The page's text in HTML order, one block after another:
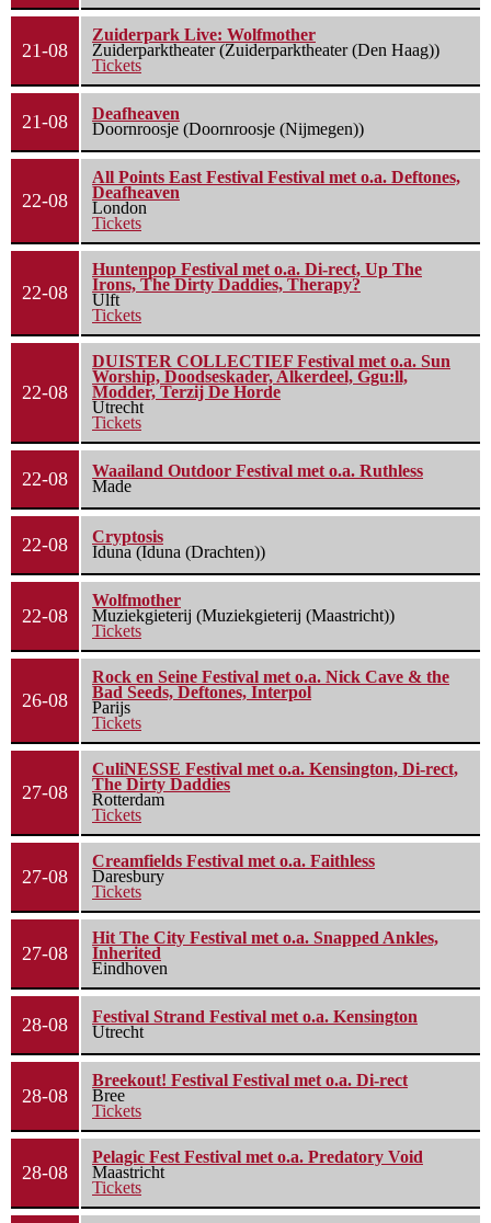
21-08
Zuiderpark Live: Wolfmother
Zuiderparktheater (Zuiderparktheater (Den Haag))
Tickets
21-08
Deafheaven
Doornroosje (Doornroosje (Nijmegen))
22-08
All Points East Festival Festival met o.a. Deftones,
Deafheaven
London
Tickets
22-08
Huntenpop Festival met o.a. Di-rect, Up The
Irons, The Dirty Daddies, Therapy?
Ulft
Tickets
22-08
DUISTER COLLECTIEF Festival met o.a. Sun
Worship, Doodseskader, Alkerdeel, Ggu:ll,
Modder, Terzij De Horde
Utrecht
Tickets
22-08
Waailand Outdoor Festival met o.a. Ruthless
Made
22-08
Cryptosis
Iduna (Iduna (Drachten))
22-08
Wolfmother
Muziekgieterij (Muziekgieterij (Maastricht))
Tickets
26-08
Rock en Seine Festival met o.a. Nick Cave & the
Bad Seeds, Deftones, Interpol
Parijs
Tickets
27-08
CuliNESSE Festival met o.a. Kensington, Di-rect,
The Dirty Daddies
Rotterdam
Tickets
27-08
Creamfields Festival met o.a. Faithless
Daresbury
Tickets
27-08
Hit The City Festival met o.a. Snapped Ankles,
Inherited
Eindhoven
28-08
Festival Strand Festival met o.a. Kensington
Utrecht
28-08
Breekout! Festival Festival met o.a. Di-rect
Bree
Tickets
28-08
Pelagic Fest Festival met o.a. Predatory Void
Maastricht
Tickets